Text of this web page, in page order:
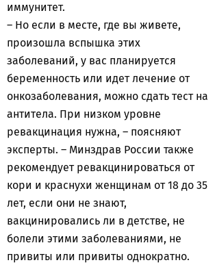
иммунитет.
– Но если в месте, где вы живете,
произошла вспышка этих
заболеваний, у вас планируется
беременность или идет лечение от
онкозаболевания, можно сдать тест на
антитела. При низком уровне
ревакцинация нужна, – поясняют
эксперты. – Минздрав России также
рекомендует ревакцинироваться от
кори и краснухи женщинам от 18 до 35
лет, если они не знают,
вакцинировались ли в детстве, не
болели этими заболеваниями, не
привиты или привиты однократно.